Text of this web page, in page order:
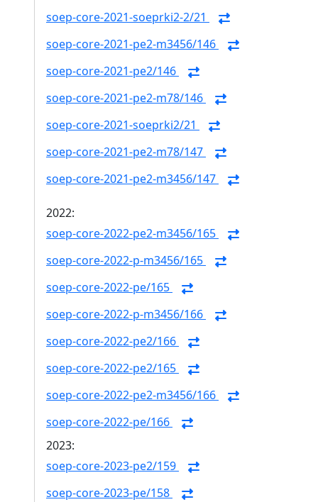
soep-core-2021-soeprki2-2/21
soep-core-2021-pe2-m3456/146
soep-core-2021-pe2/146
soep-core-2021-pe2-m78/146
soep-core-2021-soeprki2/21
soep-core-2021-pe2-m78/147
soep-core-2021-pe2-m3456/147
2022:
soep-core-2022-pe2-m3456/165
soep-core-2022-p-m3456/165
soep-core-2022-pe/165
soep-core-2022-p-m3456/166
soep-core-2022-pe2/166
soep-core-2022-pe2/165
soep-core-2022-pe2-m3456/166
soep-core-2022-pe/166
2023:
soep-core-2023-pe2/159
soep-core-2023-pe/158